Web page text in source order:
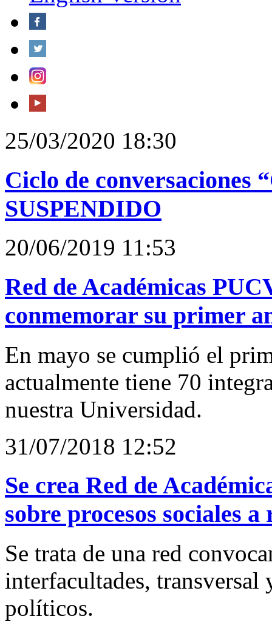
25/03/2020 18:30
Ciclo de conversaciones
SUSPENDIDO
20/06/2019 11:53
Red de Académicas
conmemorar su primer
En mayo se cumplió el
actualmente tiene 70
nuestra Universidad.
31/07/2018 12:52
Se crea Red de
sobre procesos sociales
Se trata de una red
interfacultades,
políticos.